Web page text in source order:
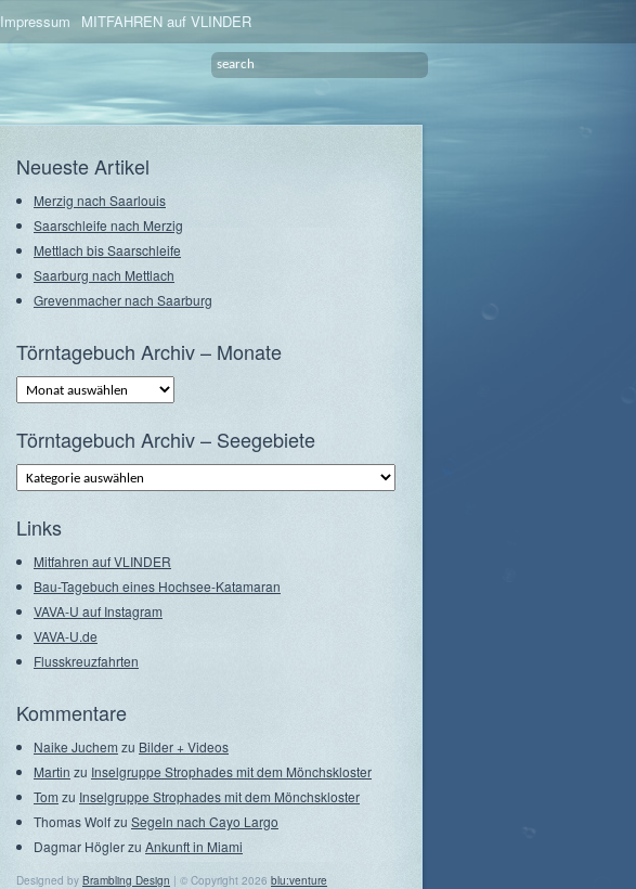
Impressum MITFAHREN auf VLINDER
Neueste Artikel
Merzig nach Saarlouis
Saarschleife nach Merzig
Mettlach bis Saarschleife
Saarburg nach Mettlach
Grevenmacher nach Saarburg
Törntagebuch Archiv – Monate
Törntagebuch
Archiv
–
Törntagebuch Archiv – Seegebiete
Törntagebuch
Archiv
–
Links
Mitfahren auf VLINDER
Bau-Tagebuch eines Hochsee-Katamaran
VAVA-U auf Instagram
VAVA-U.de
Flusskreuzfahrten
Kommentare
Naike Juchemzu Bilder + Videos
Martin zu Inselgruppe Strophades mit dem Mönchskloster
Tom zu Inselgruppe Strophades mit dem Mönchskloster
Thomas Wolfzu Segeln nach Cayo Largo
Dagmar Höglerzu Ankunft in Miami
Designed by Brambling Design | © Copyright 2026 blu:venture